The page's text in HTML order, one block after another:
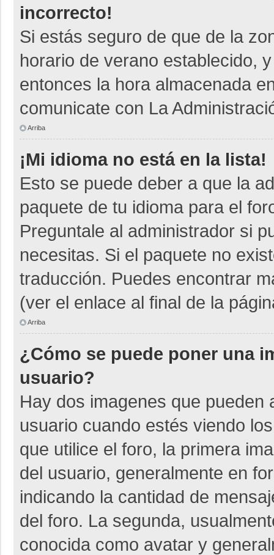
incorrecto!
Si estás seguro de que de la
horario de verano establecido,
entonces la hora almacenada
comunicate con La
Arriba
¡Mi idioma no está en la lista!
Esto se puede deber a que la
paquete de tu idioma para el
Preguntale al administrador si
necesitas. Si el paquete no
traducción. Puedes encontrar
(ver el enlace al final de la
Arriba
¿Cómo se puede poner una
usuario?
Hay dos imagenes que
usuario cuando estés viendo
que utilice el foro, la primera
del usuario, generalmente en
indicando la cantidad de
del foro. La segunda,
conocida como avatar y